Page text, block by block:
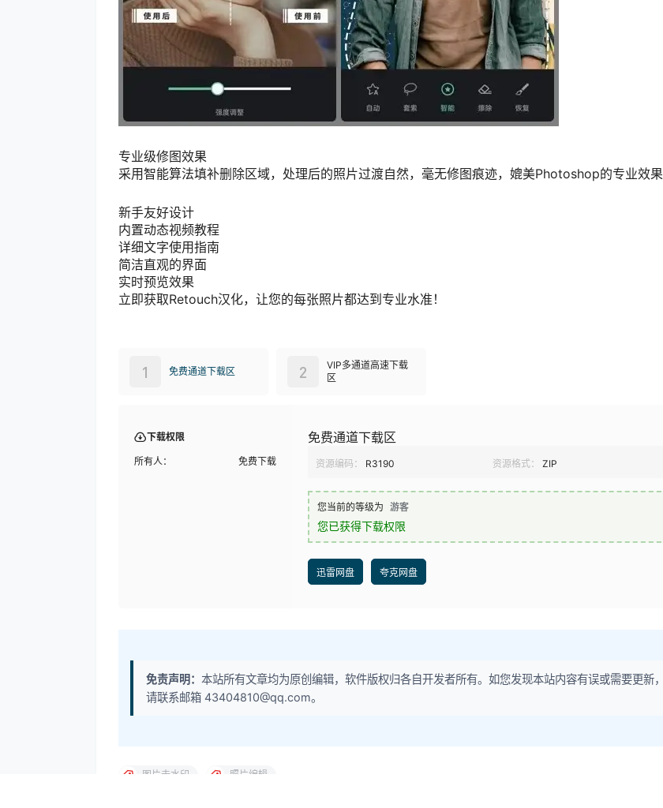
专业级修图效果
采用智能算法填补删除区域，处理后的照片过渡自然，毫无修图痕迹，媲美Photoshop的专业效果
新手友好设计
内置动态视频教程
详细文字使用指南
简洁直观的界面
实时预览效果
立即获取Retouch汉化，让您的每张照片都达到专业水准！
免费通道下载区
1
VIP多通道高速下载
区
2
下载权限
所有人： 免费下载
免费通道下载区
资源编码： R3190 资源格式： ZIP
您当前的等级为 游客
您已获得下载权限
迅雷网盘 夸克网盘
免责声明： 本站所有文章均为原创编辑，软件版权归各自开发者所有。如您发现本站内容有误或需要更新，
请联系邮箱 43404810@qq.com。
图片去水印 照片编辑